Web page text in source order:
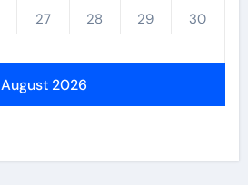
August 2026
27 28 29
30